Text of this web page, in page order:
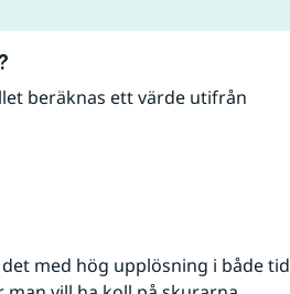
beräknas ett värde utifrån
med hög upplösning i både tid